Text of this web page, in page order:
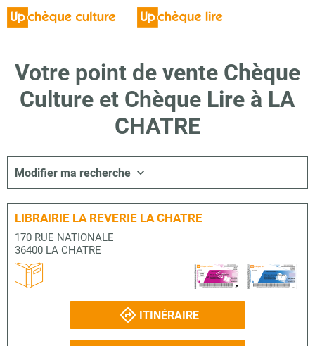
Votre point de vente Chèque
Culture et Chèque Lire à LA
CHATRE
Modifier ma recherche
LIBRAIRIE LA REVERIE LA CHATRE
170 RUE NATIONALE
36400 LA CHATRE
ITINÉRAIRE